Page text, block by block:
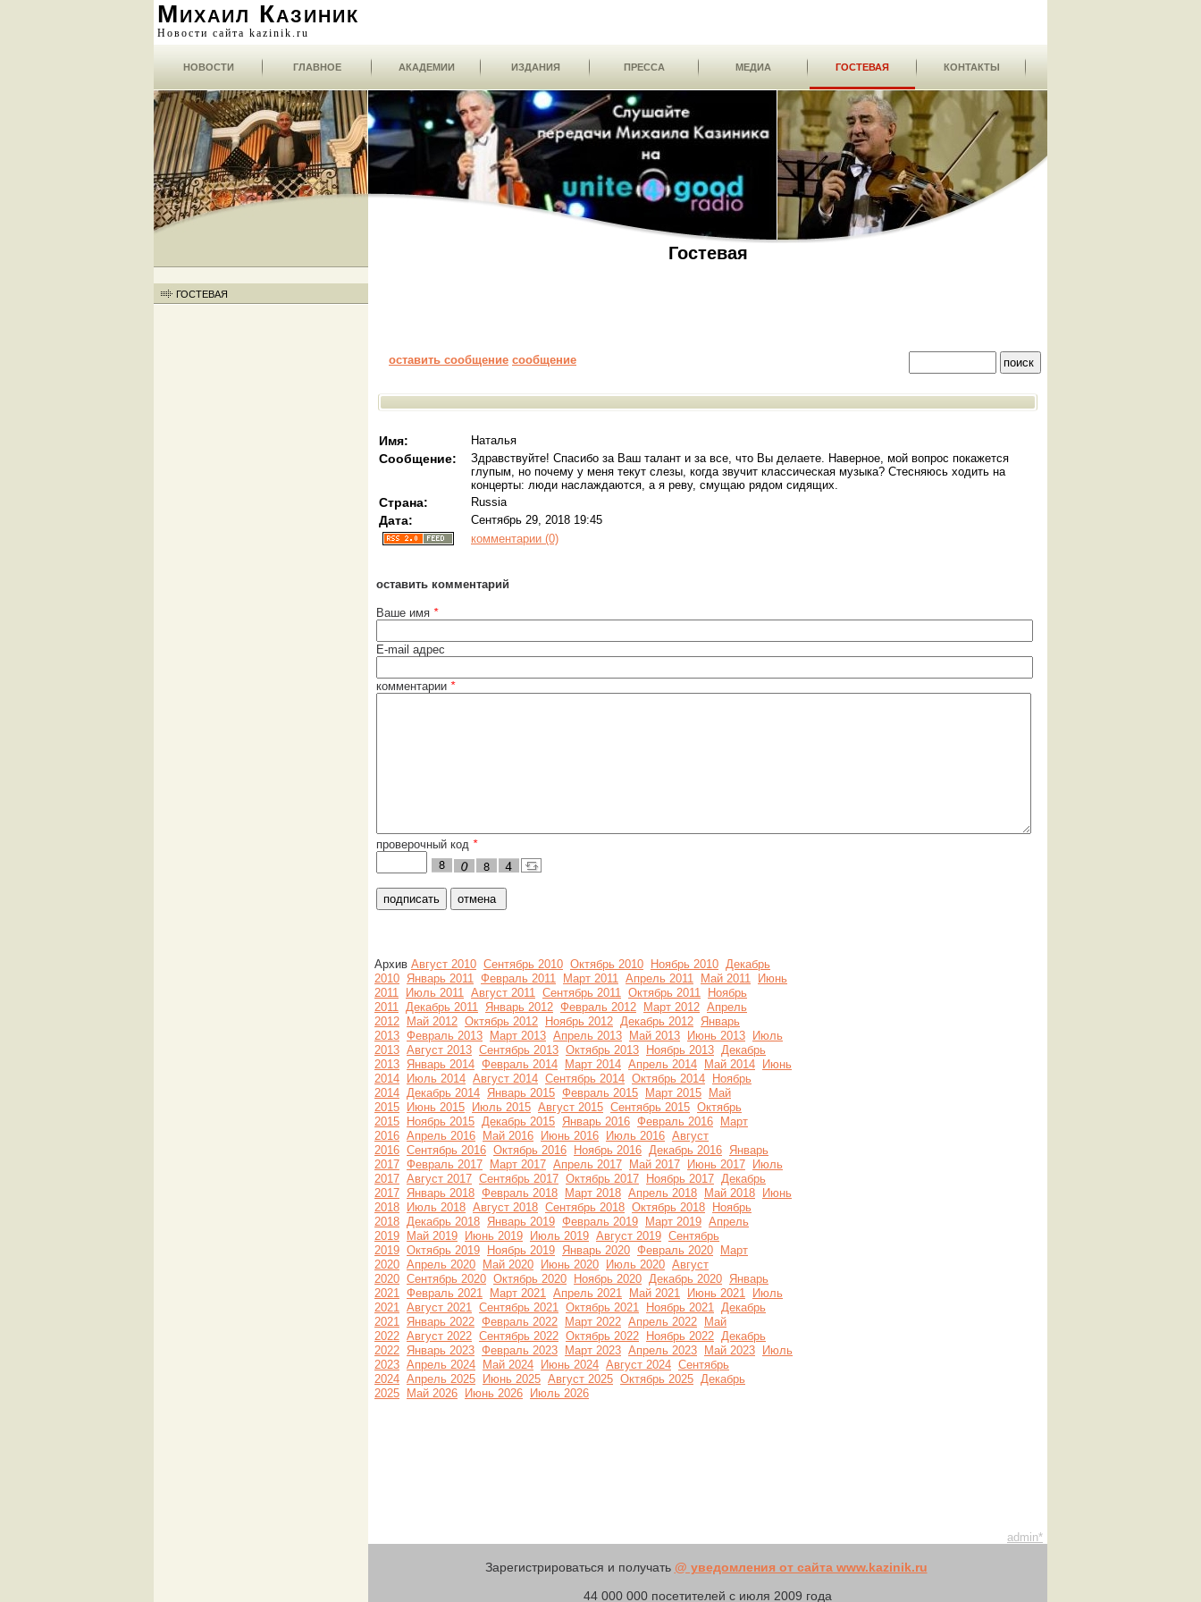
Михаил Казиник
Новости сайта kazinik.ru
НОВОСТИ ГЛАВНОЕ АКАДЕМИИ ИЗДАНИЯ ПРЕССА МЕДИА ГОСТЕВАЯ КОНТАКТЫ
ГОСТЕВАЯ
Гостевая
оставить сообщение сообщение
Имя: Наталья
Сообщение:
Здравствуйте! Спасибо за Ваш талант и за все, что Вы делаете. Наверное, мой вопрос покажется
глупым, но почему у меня текут слезы, когда звучит классическая музыка? Стесняюсь ходить на
концерты: люди наслаждаются, а я реву, смущаю рядом сидящих.
Страна: Russia
Дата:
Сентябрь 29, 2018 19:45
комментарии (0)
оставить комментарий
Ваше имя *
E-mail адрес
комментарии *
проверочный код *
Архив Август 2010 Сентябрь 2010 Октябрь 2010 Ноябрь 2010 Декабрь
2010 Январь 2011 Февраль 2011 Март 2011 Апрель 2011 Май 2011
Июнь
2011
Июль 2011 Август 2011 Сентябрь 2011 Октябрь 2011
Ноябрь
2011 Декабрь 2011 Январь 2012 Февраль 2012 Март 2012 Апрель
2012
Май 2012 Октябрь 2012 Ноябрь 2012 Декабрь 2012 Январь
2013 Февраль 2013 Март 2013 Апрель 2013 Май 2013 Июнь 2013
Июль
2013 Август 2013 Сентябрь 2013 Октябрь 2013 Ноябрь 2013 Декабрь
2013 Январь 2014 Февраль 2014 Март 2014 Апрель 2014 Май 2014
Июнь
2014
Июль 2014 Август 2014 Сентябрь 2014 Октябрь 2014
Ноябрь
2014 Декабрь 2014 Январь 2015 Февраль 2015 Март 2015
Май
2015
Июнь 2015 Июль 2015 Август 2015 Сентябрь 2015 Октябрь
2015
Ноябрь 2015 Декабрь 2015 Январь 2016 Февраль 2016
Март
2016 Апрель 2016 Май 2016 Июнь 2016 Июль 2016 Август
2016 Сентябрь 2016 Октябрь 2016 Ноябрь 2016 Декабрь 2016 Январь
2017 Февраль 2017 Март 2017 Апрель 2017 Май 2017 Июнь 2017
Июль
2017 Август 2017 Сентябрь 2017 Октябрь 2017 Ноябрь 2017 Декабрь
2017 Январь 2018 Февраль 2018 Март 2018 Апрель 2018 Май 2018
Июнь
2018
Июль 2018 Август 2018 Сентябрь 2018 Октябрь 2018
Ноябрь
2018 Декабрь 2018 Январь 2019 Февраль 2019 Март 2019 Апрель
2019
Май 2019 Июнь 2019 Июль 2019 Август 2019 Сентябрь
2019 Октябрь 2019 Ноябрь 2019 Январь 2020 Февраль 2020
Март
2020 Апрель 2020 Май 2020 Июнь 2020 Июль 2020 Август
2020 Сентябрь 2020 Октябрь 2020 Ноябрь 2020 Декабрь 2020 Январь
2021 Февраль 2021 Март 2021 Апрель 2021 Май 2021 Июнь 2021
Июль
2021 Август 2021 Сентябрь 2021 Октябрь 2021 Ноябрь 2021 Декабрь
2021 Январь 2022 Февраль 2022 Март 2022 Апрель 2022
Май
2022 Август 2022 Сентябрь 2022 Октябрь 2022 Ноябрь 2022 Декабрь
2022 Январь 2023 Февраль 2023 Март 2023 Апрель 2023 Май 2023
Июль
2023 Апрель 2024 Май 2024 Июнь 2024 Август 2024 Сентябрь
2024 Апрель 2025 Июнь 2025 Август 2025 Октябрь 2025 Декабрь
2025
Май 2026 Июнь 2026 Июль 2026
admin*
Зарегистрироваться и получать @ уведомления от сайта www.kazinik.ru
44 000 000 посетителей с июля 2009 года